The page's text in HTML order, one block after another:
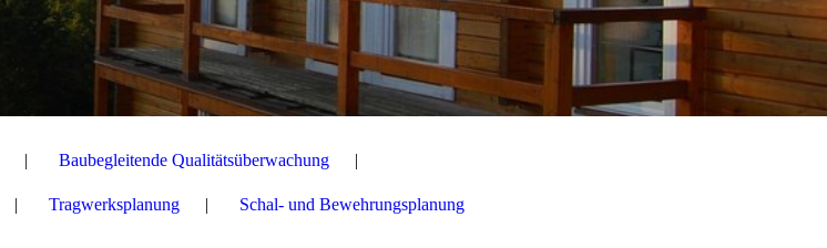
Baubegleitende Qualitätsüberwachung
Tragwerksplanung Schal- und Bewehrungsplanung